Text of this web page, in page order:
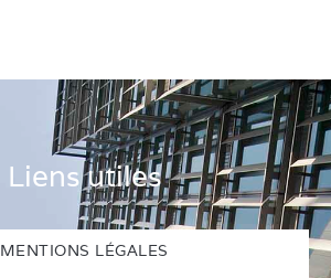
Liens utiles
MENTIONS LÉGALES